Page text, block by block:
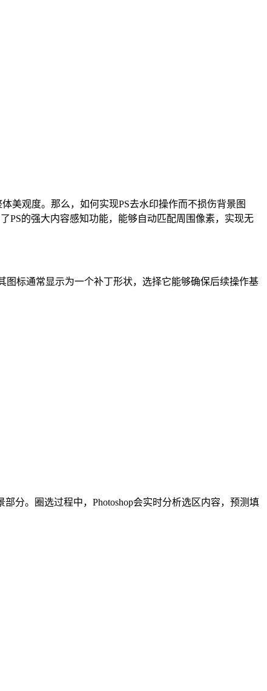
美观度。那么，如何实现PS去水印操作而不损伤背景图
PS的强大内容感知功能，能够自动匹配周围像素，实现无
图标通常显示为一个补丁形状，选择它能够确保后续操作基
分。圈选过程中，Photoshop会实时分析选区内容，预测填